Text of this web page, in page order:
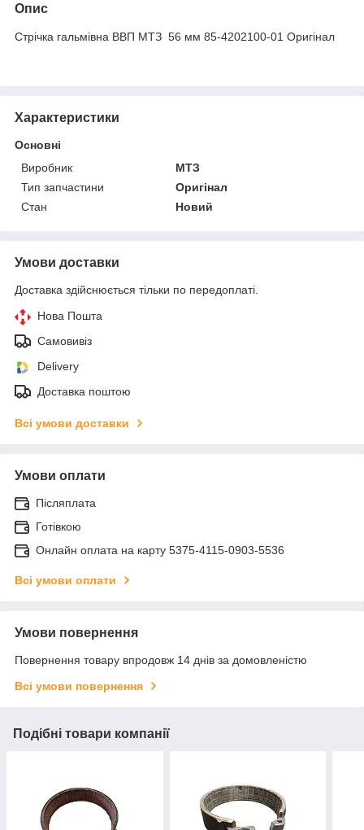
Опис
Стрічка гальмівна ВВП МТЗ 56 мм 85-4202100-01 Оригінал
Характеристики
Основні
Виробник
МТЗ
Тип запчастини
Оригінал
Стан
Новий
Умови доставки
Доставка здійснюється тільки по передоплаті.
Нова Пошта
Самовивіз
Delivery
Доставка поштою
Всі умови доставки
Умови оплати
Післяплата
Готівкою
Онлайн оплата на карту 5375-4115-0903-5536
Всі умови оплати
Умови повернення
Повернення товару впродовж 14 днів за домовленістю
Всі умови повернення
Подібні товари компанії